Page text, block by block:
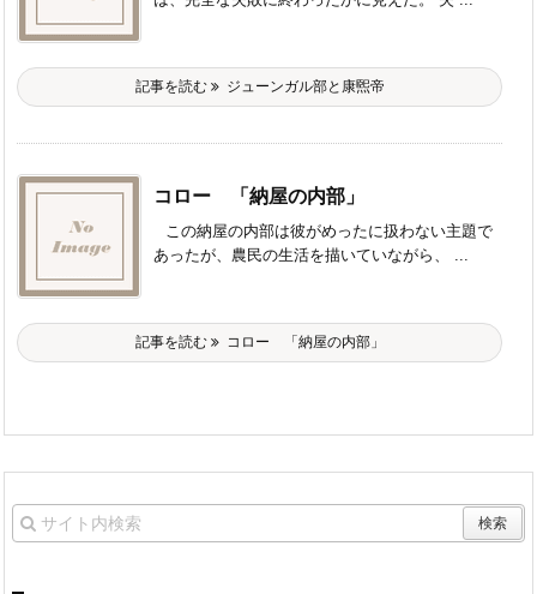
記事を読む ジューンガル部と康煕帝
コロー 「納屋の内部」
この納屋の内部は彼がめったに扱わない主題で
あったが、農民の生活を描いていながら、 ...
記事を読む コロー 「納屋の内部」